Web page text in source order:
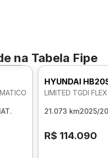
na Tabela Fipe
360º
HYUNDAI
LIMITED TGDI
21.073 km2025/
R$ 114.090